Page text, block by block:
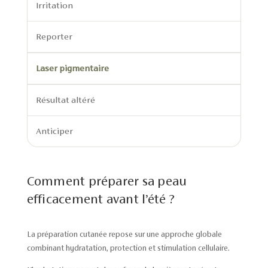
Irritation
Reporter
Laser pigmentaire
Résultat altéré
Anticiper
Comment préparer sa peau
efficacement avant l’été ?
La préparation cutanée repose sur une approche globale
combinant hydratation, protection et stimulation cellulaire.